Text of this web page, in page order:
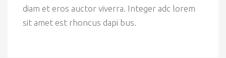
diam et eros auctor viverra. Integer adc lorem
sit amet est rhoncus dapi bus.